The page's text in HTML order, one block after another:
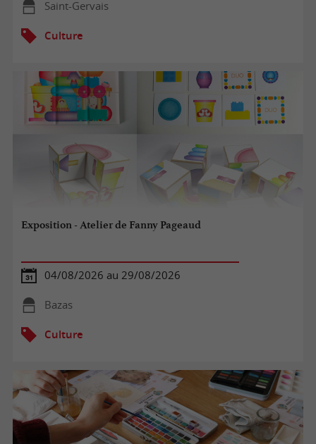
Saint-Gervais
Culture
Exposition - Atelier de Fanny Pageaud
04/08/2026 au 29/08/2026
Bazas
Culture